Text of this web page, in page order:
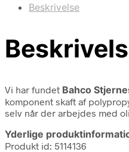
Beskrivelse
Vi har fundet Bahco
komponent skaft af
selv når der arbejdes med
Yderlige
Produkt id: 5114136